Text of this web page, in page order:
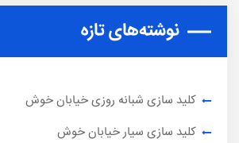
نوشته‌های تازه
کلید سازی شبانه روزی خیابان خوش
کلید سازی سیار خیابان خوش